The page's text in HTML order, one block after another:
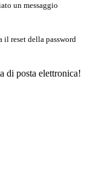
un messaggio
il reset della password
di posta elettronica!